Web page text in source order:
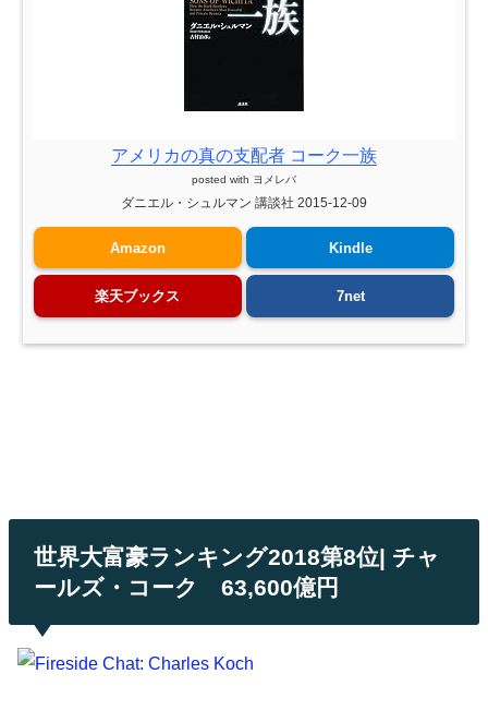
アメリカの真の支配者 コーク一族
posted with ヨメレバ
ダニエル・シュルマン 講談社 2015-12-09
Amazon Kindle
楽天ブックス 7net
世界大富豪ランキング2018第8位| チャ
ールズ・コーク 63,600億円